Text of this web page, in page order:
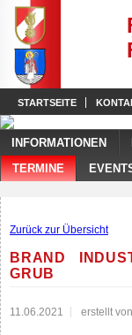
STARTSEITE
INFORMATIONEN
TERMINE
Zurück zur Übersicht
BRAND
GRUB
11.06.2021 erstellt